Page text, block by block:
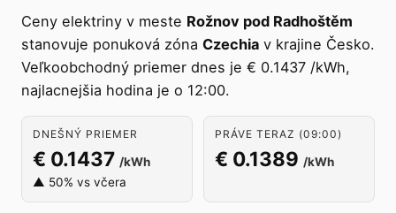
Ceny elektriny v meste Rožnov pod Radhoštěm
stanovuje ponuková zóna Czechia v krajine Česko.
Veľkoobchodný priemer dnes je € 0.1437 /kWh,
najlacnejšia hodina je o 12:00.
DNEŠNÝ PRIEMER
€ 0.1437 /kWh
▲ 50% vs včera
PRÁVE TERAZ (09:00)
€ 0.1389 /kWh